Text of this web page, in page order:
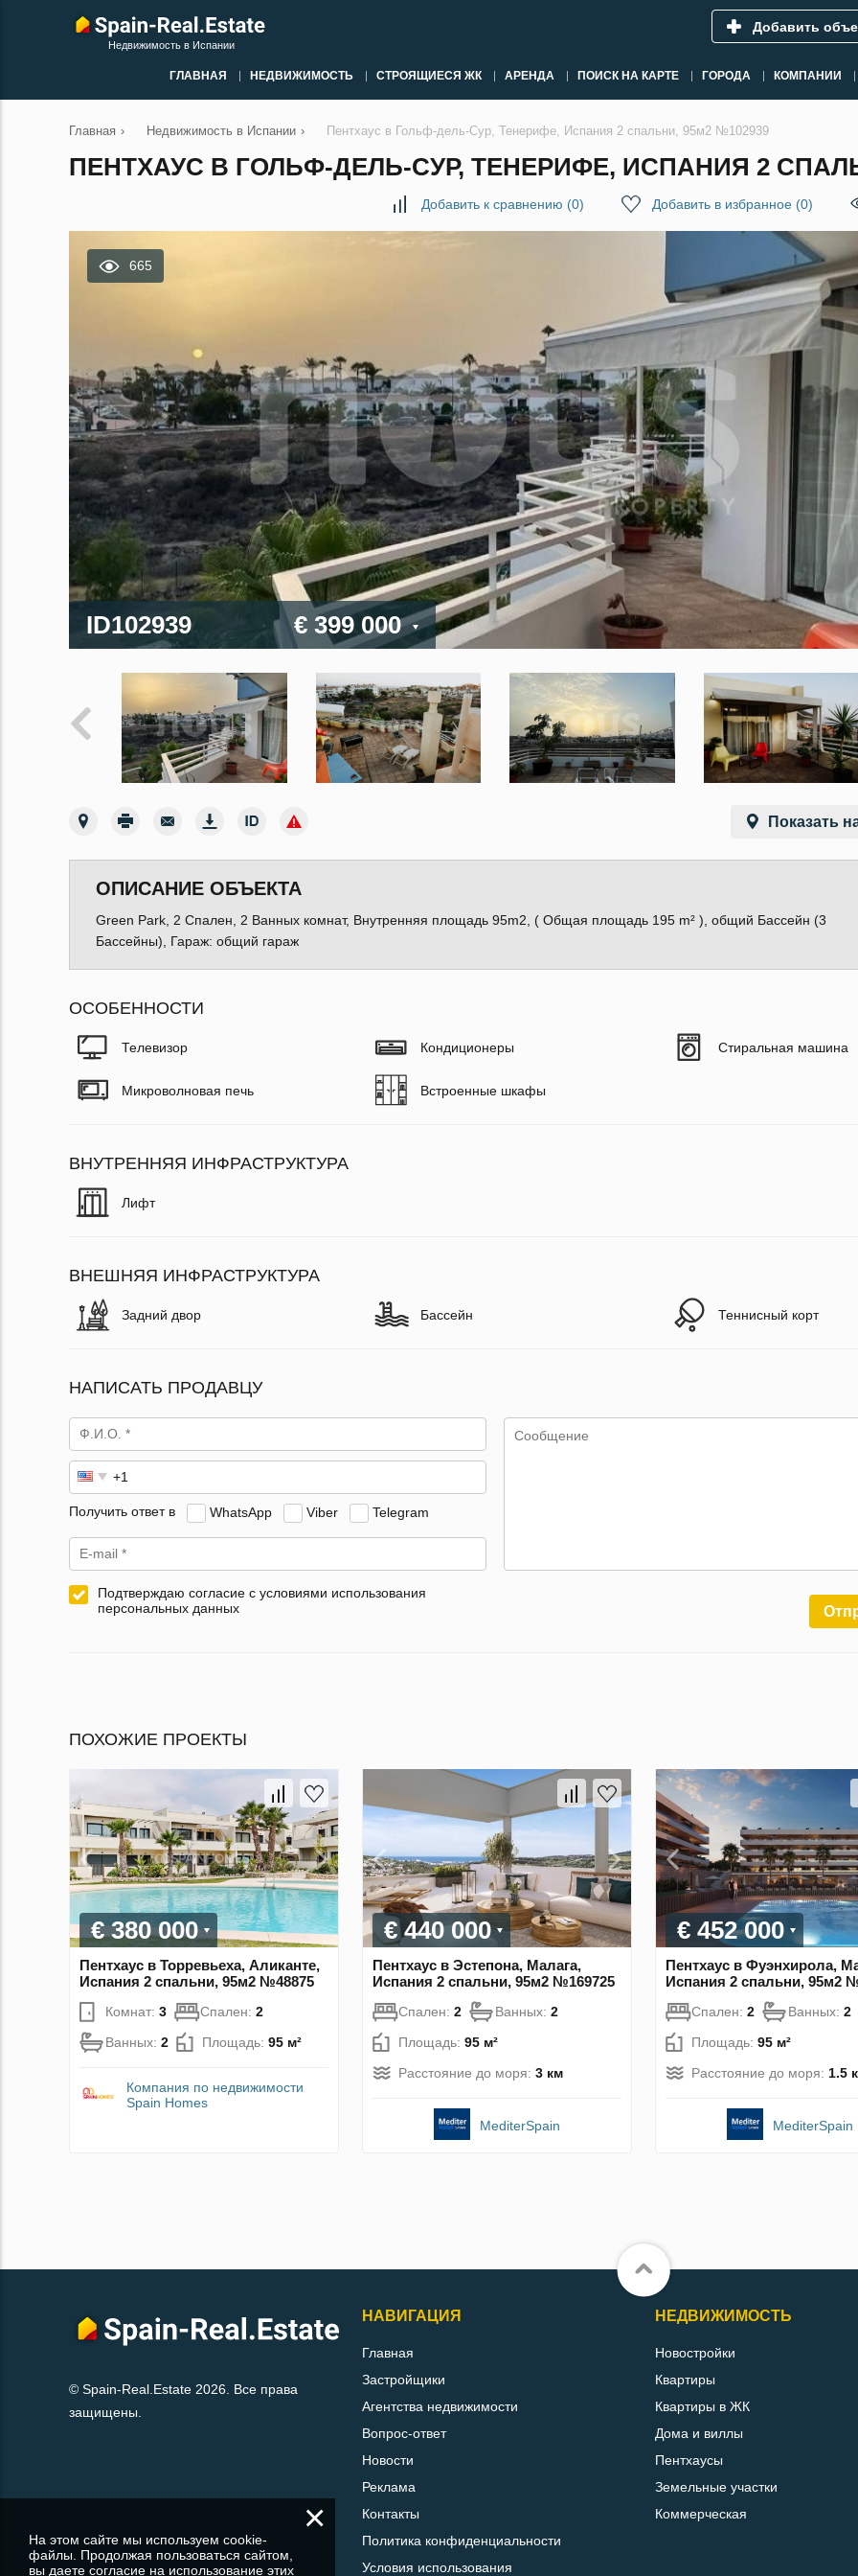
Недвижимость в Испании
Добавить
ГЛАВНАЯ НЕДВИЖИМОСТЬ СТРОЯЩИЕСЯ ЖК АРЕНДА ПОИСК НА КАРТЕ ГОРОДА КОМПАНИИ
Главная › Недвижимость в Испании › Пентхаус в Гольф-дель-Сур, Тенерифе, Испания 2 спальни, 95м2 №102939
ПЕНТХАУС В ГОЛЬФ-ДЕЛЬ-СУР, ТЕНЕРИФЕ, ИСПАНИЯ 2
Добавить к сравнению (0) Добавить в избранное (0)
665
ID102939 € 399 000
Показать
ОПИСАНИЕ ОБЪЕКТА
Green Park, 2 Спален, 2 Ванных комнат, Внутренняя площадь 95m2, ( Общая площадь 195 m² ), общий Бассейн (3
Бассейны), Гараж: общий гараж
ОСОБЕННОСТИ
Телевизор Кондиционеры Стиральная машина
Микроволновая печь Встроенные шкафы
ВНУТРЕННЯЯ ИНФРАСТРУКТУРА
Лифт
ВНЕШНЯЯ ИНФРАСТРУКТУРА
Задний двор Бассейн Теннисный корт
НАПИСАТЬ ПРОДАВЦУ
Получить ответ в WhatsApp Viber Telegram
Подтверждаю согласие с условиями использования
персональных данных
ПОХОЖИЕ ПРОЕКТЫ
€ 380 000
Пентхаус в Торревьеха, Аликанте,
Испания 2 спальни, 95м2 №48875
Комнат: 3 Спален: 2
Ванных: 2 Площадь: 95 м²
Компания по недвижимости
Spain Homes
€ 440 000
Пентхаус в Эстепона, Малага,
Испания 2 спальни, 95м2 №169725
Спален: 2 Ванных: 2
Площадь: 95 м²
Расстояние до моря: 3 км
MediterSpain
€ 452 000
Пентхаус в Фуэнхирола,
Испания 2 спальни, 95м2
Спален: 2 Ванных: 2
Площадь: 95 м²
Расстояние до моря: 1.5
MediterSpain
© Spain-Real.Estate 2026. Все права
защищены.
НАВИГАЦИЯ
Главная
Застройщики
Агентства недвижимости
Вопрос-ответ
Новости
Реклама
Контакты
Политика конфиденциальности
Условия использования
НЕДВИЖИМОСТЬ
Новостройки
Квартиры
Квартиры в ЖК
Дома и виллы
Пентхаусы
Земельные участки
Коммерческая
×
На этом сайте мы используем cookie-
файлы. Продолжая пользоваться сайтом,
вы даете согласие на использование этих